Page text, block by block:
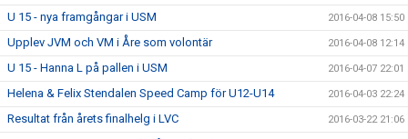
U 15 - nya framgångar i USM 2016-04-08 15:50
Upplev JVM och VM i Åre som volontär 2016-04-08 12:14
U 15 - Hanna L på pallen i USM 2016-04-07 22:01
Helena & Felix Stendalen Speed Camp för U12-U14 2016-04-03 22:24
Resultat från årets finalhelg i LVC 2016-03-22 21:06